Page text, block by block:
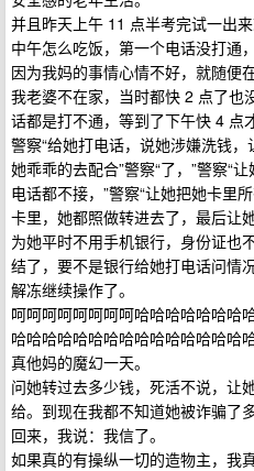
并且昨天上午 11 点半考完试一出
中午怎么吃饭，第一个电话没打通
因为我妈的事情心情不好，就随便
我老婆不在家，当时都快 2 点了也
话都是打不通，等到了下午快 4 点
警察“给她打电话，说她涉嫌洗钱，
她乖乖的去配合”警察“了，”警察“
电话都不接，”警察“让她把她卡里
卡里，她都照做转进去了，最后让
为她平时不用手机银行，身份证也
结了，要不是银行给她打电话问情
解冻继续操作了。
呵呵呵呵呵呵呵呵哈哈哈哈哈哈哈
哈哈哈哈哈哈哈哈哈哈哈哈哈哈哈
真他妈的魔幻一天。
问她转过去多少钱，死活不说，让
给。到现在我都不知道她被诈骗了
回来，我说：我信了。
如果真的有操纵一切的造物主，我